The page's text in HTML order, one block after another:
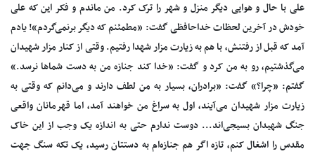
علی‌ با حال‌ و هوایی‌ دیگر منزل‌ و شهر را ترک‌ کرد. من‌ ماندم‌ و فکر این‌ که‌ علی‌
خودش‌ در آخرین‌ لحظات‌ خداحافظی‌ گفت: «مطمئنم‌ که‌ دیگر برنمی‌گردم»! یادم‌
آمد که‌ قبل‌ از رفتنش، با هم‌ به‌ زیارت‌ مزار شهدا رفتیم. وقتی‌ از کنار مزار شهیدان‌
می‌گذشتیم، رو به‌ من‌ کرد و گفت: «خدا کند جنازه‌ من‌ به‌ دست‌ شماها نرسد.»
گفتم: «چرا؟» گفت: «برادران، بسیار به‌ من‌ لطف‌ دارند و می‌دانم‌ که‌ وقتی‌ به‌
زیارت‌ مزار شهیدان‌ می‌آیند، اول‌ به‌ سراغ‌ من‌ خواهند آمد، اما قهرمانان‌ واقعی‌
جنگ‌ شهیدان‌ بسیجی‌اند... دوست‌ ندارم‌ حتی‌ به‌ اندازه‌ یک‌ وجب‌ از این‌ خاک‌
مقدس‌ را اشغال‌ کنم، تازه‌ اگر هم‌ جنازه‌ام‌ به‌ دستتان‌ رسید، یک‌ تکه‌ سنگ‌ جهت‌